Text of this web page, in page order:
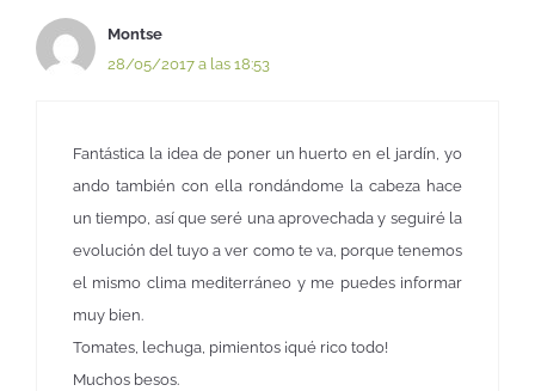
Montse
28/05/2017 a las 18:53
Fantástica la idea de poner un huerto en el jardín, yo
ando también con ella rondándome la cabeza hace
un tiempo, así que seré una aprovechada y seguiré la
evolución del tuyo a ver como te va, porque tenemos
el mismo clima mediterráneo y me puedes informar
muy bien.
Tomates, lechuga, pimientos ¡qué rico todo!
Muchos besos.